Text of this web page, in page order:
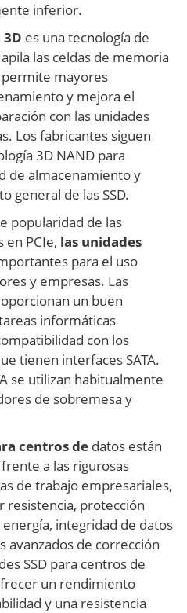
inferior.
es una tecnología de
las celdas de memoria
mayores
y mejora el
con las unidades
Los fabricantes siguen
3D NAND para
de almacenamiento y
general de las SSD.
popularidad de las
en PCIe, las unidades
para el uso
y empresas. Las
un buen
informáticas
con los
tienen interfaces SATA.
se utilizan habitualmente
de sobremesa y
centros de datos están
a las rigurosas
de trabajo empresariales,
resistencia, protección
integridad de datos
avanzados de corrección
SSD para centros de
un rendimiento
y una resistencia